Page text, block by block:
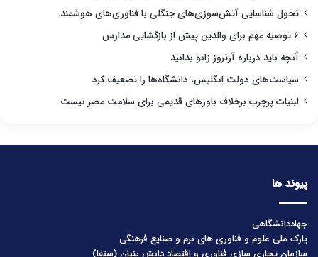
تحول شناسایی آتش‌سوزی‌های جنگلی با فناوری‌های هوشمند
۶ توصیه مهم برای والدین پیش از بازگشایی مدارس
آنچه باید درباره آرتروز زانو بدانید
سیاست‌های دولت انگلیس، دانشگاه‌ها را تضعیف کرد
لبنیات پرچرب برخلاف باورهای قدیمی برای سلامت مضر نیست
پیوند ها
جهاددانشگاهی
پارک ملی علوم و فناوری های نرم و صنایع فرهنگی
سازمان تجاری سازی فناوری و اقتصاد دانش بنیان (ستفا)